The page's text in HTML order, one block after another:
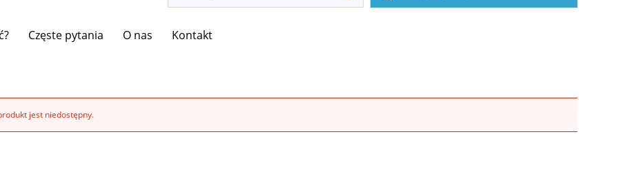
Częste pytania O nas Kontakt
jest niedostępny.